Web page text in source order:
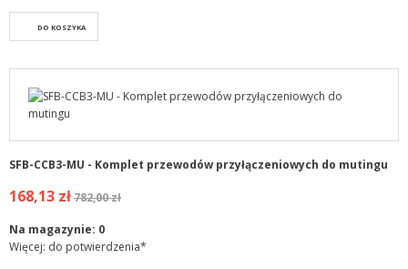
DO KOSZYKA
SFB-CCB3-MU - Komplet przewodów przyłączeniowych do mutingu
168,13 zł782,00 zł
Na magazynie: 0
Więcej: do potwierdzenia*